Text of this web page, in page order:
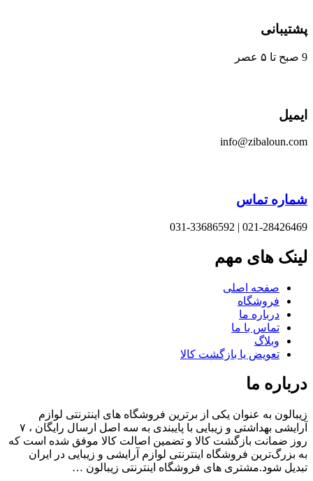
تماس
021-28426469 | 031-
های مهم
صفحه اصلی
فروشگاه
درباره ما
تماس با ما
وبلاگ
تعویض یا بازگشت کالا
ما
به عنوان یکی از برترین فروشگاه های اینترنتی لوازم
آرایشی بهداشتی و زیبایی با پایبندی به سه اصل ارسال رایگان ، ۷
ضمانت بازگشت کالا و تضمین اصالت کالا موفق شده است که
فروشگاه اینترنتی لوازم آرایشی و زیبایی در ایران
شود.مشتری های فروشگاه اینترنتی زیبالون …